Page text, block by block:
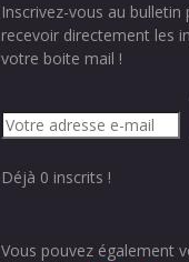
Inscrivez-vous au bulletin
recevoir directement les
votre boite mail !
Déjà 0 inscrits !
Vous pouvez également